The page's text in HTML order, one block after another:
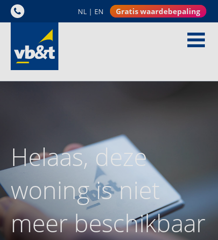
NL | EN Gratis waardebepaling
Helaas, deze
woning is niet
meer beschikbaar